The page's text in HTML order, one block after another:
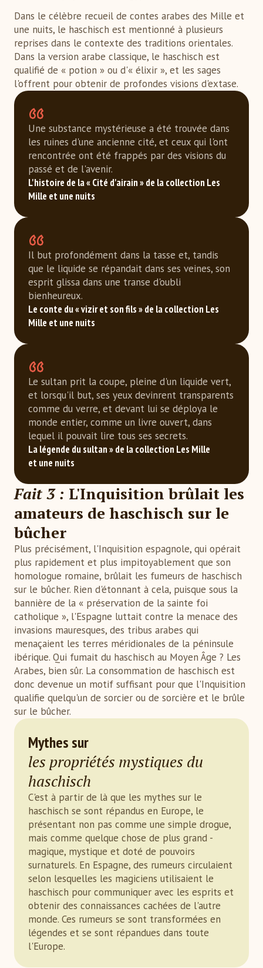
Dans le célèbre recueil de contes arabes des Mille et
une nuits, le haschisch est mentionné à plusieurs
reprises dans le contexte des traditions orientales.
Dans la version arabe classique, le haschisch est
qualifié de « potion » ou d'« élixir », et les sages
l'offrent pour obtenir de profondes visions d'extase.
Une substance mystérieuse a été trouvée dans
les ruines d'une ancienne cité, et ceux qui l'ont
rencontrée ont été frappés par des visions du
passé et de l'avenir.
L'histoire de la « Cité d'airain » de la collection Les
Mille et une nuits
Il but profondément dans la tasse et, tandis
que le liquide se répandait dans ses veines, son
esprit glissa dans une transe d'oubli
bienheureux.
Le conte du « vizir et son fils » de la collection Les
Mille et une nuits
Le sultan prit la coupe, pleine d'un liquide vert,
et lorsqu'il but, ses yeux devinrent transparents
comme du verre, et devant lui se déploya le
monde entier, comme un livre ouvert, dans
lequel il pouvait lire tous ses secrets.
La légende du sultan » de la collection Les Mille
et une nuits
Fait 3 : L'Inquisition brûlait les
amateurs de haschisch sur le
bûcher
Plus précisément, l'Inquisition espagnole, qui opérait
plus rapidement et plus impitoyablement que son
homologue romaine, brûlait les fumeurs de haschisch
sur le bûcher. Rien d'étonnant à cela, puisque sous la
bannière de la « préservation de la sainte foi
catholique », l'Espagne luttait contre la menace des
invasions mauresques, des tribus arabes qui
menaçaient les terres méridionales de la péninsule
ibérique. Qui fumait du haschisch au Moyen Âge ? Les
Arabes, bien sûr. La consommation de haschisch est
donc devenue un motif suffisant pour que l'Inquisition
qualifie quelqu'un de sorcier ou de sorcière et le brûle
sur le bûcher.
Mythes sur
les propriétés mystiques du
haschisch
C'est à partir de là que les mythes sur le
haschisch se sont répandus en Europe, le
présentant non pas comme une simple drogue,
mais comme quelque chose de plus grand -
magique, mystique et doté de pouvoirs
surnaturels. En Espagne, des rumeurs circulaient
selon lesquelles les magiciens utilisaient le
haschisch pour communiquer avec les esprits et
obtenir des connaissances cachées de l'autre
monde. Ces rumeurs se sont transformées en
légendes et se sont répandues dans toute
l'Europe.